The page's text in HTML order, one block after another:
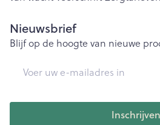
Nieuwsbrief
Blijf op de hoogte van nieuwe
Inschrijven